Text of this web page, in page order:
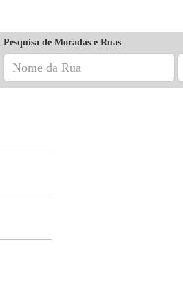
Pesquisa de Moradas e Ruas